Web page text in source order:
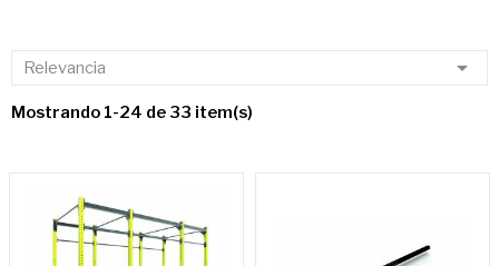
Relevancia 
Mostrando 1-24 de 33 item(s)